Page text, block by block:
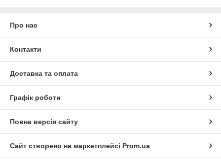
Про нас
Контакти
Доставка та оплата
Графік роботи
Повна версія сайту
Сайт створено на маркетплейсі Prom.ua